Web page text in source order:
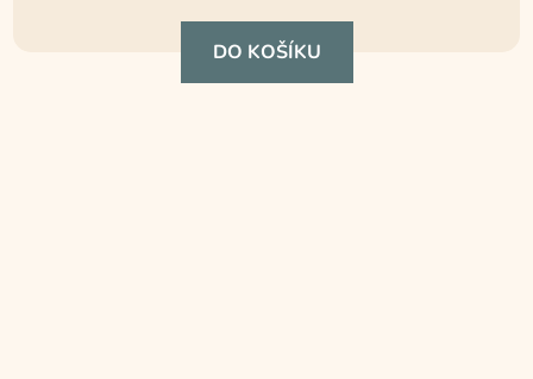
DO KOŠÍKU